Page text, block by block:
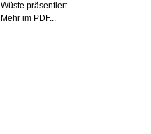
Wüste präsentiert.
Mehr im PDF...